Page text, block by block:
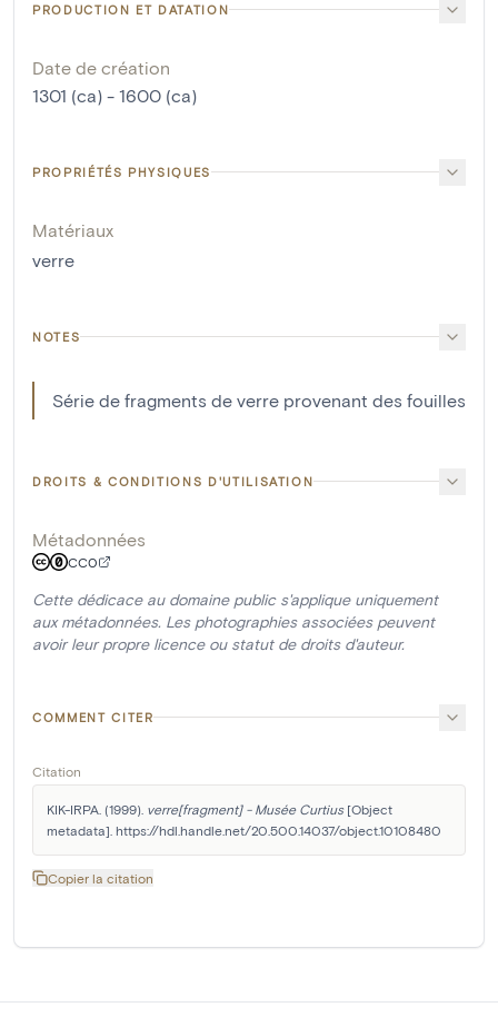
PRODUCTION ET DATATION
Date de création
1301 (ca) - 1600 (ca)
PROPRIÉTÉS PHYSIQUES
Matériaux
verre
NOTES
Série de fragments de verre provenant des fouilles
DROITS & CONDITIONS D'UTILISATION
Métadonnées
CC0
Cette dédicace au domaine public s'applique uniquement
aux métadonnées. Les photographies associées peuvent
avoir leur propre licence ou statut de droits d'auteur.
COMMENT CITER
Citation
KIK-IRPA. (1999). verre[fragment] - Musée Curtius [Object
metadata]. https://hdl.handle.net/20.500.14037/object.10108480
Copier la citation